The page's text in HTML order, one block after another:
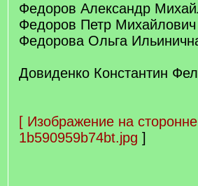
Федоров Александр
Федоров Петр Михайлович
Федорова Ольга
Довиденко Константин
[ Изображение на
1b590959b74bt.jpg ]